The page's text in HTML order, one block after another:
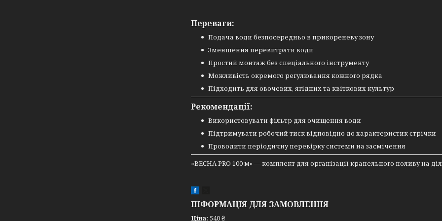
Переваги:
Подача води безпосередньо в прикореневу зону
Зменшення перевитрати води
Простий монтаж без спеціального інструменту
Можливість окремого регулювання кожного рядка
Підходить для овочевих, ягідних та квіткових культур
Рекомендації:
Використовувати фільтр для очищення води
Підтримувати робочий тиск відповідно до характеристик стрічки
Проводити періодичну перевірку системи на засмічення
«ВЕСНА PRO 100 м» — комплект для організації крапельного поливу на
ІНФОРМАЦІЯ ДЛЯ ЗАМОВЛЕННЯ
Ціна: 540 ₴